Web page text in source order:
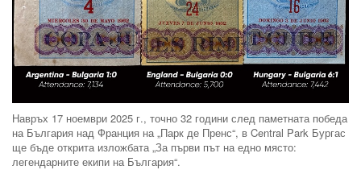
Навръх 17 ноември 2025 г., точно 32 години след паметната победа
на България над Франция на „Парк де Пренс“, в Central Park Бургас
ще бъде открита изложбата „За първи път на едно място:
легендарните екипи на България“.